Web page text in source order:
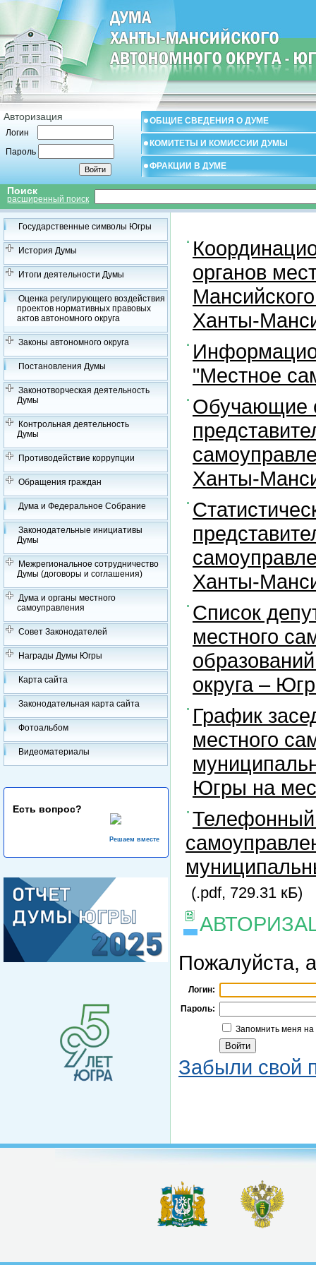
Авторизация
Логин
Пароль
ОБЩИЕ СВЕДЕНИЯ О ДУМЕ
КОМИТЕТЫ И КОМИССИИ ДУМЫ
ФРАКЦИИ В ДУМЕ
Поиск
расширенный поиск
Государственные символы Югры
История Думы
Итоги деятельности Думы
Оценка регулирующего воздействия
проектов нормативных правовых
актов автономного округа
Законы автономного округа
Постановления Думы
Законотворческая деятельность
Думы
Контрольная деятельность
Думы
Противодействие коррупции
Обращения граждан
Дума и Федеральное Собрание
Законодательные инициативы
Думы
Межрегиональное сотрудничество
Думы (договоры и соглашения)
Дума и органы местного
самоуправления
Совет Законодателей
Награды Думы Югры
Карта сайта
Законодательная карта сайта
Фотоальбом
Видеоматериалы
Есть вопрос?
Решаем вместе
органов
Ханты-
"Местное
Обучающие
Ханты-
Ханты-
Список
местного
округа –
График
местного
Югры на
Телефонный
(.pdf, 729.31 кБ)
Пожалуйста,
Логин:
Пароль:
Запомнить меня
Забыли свой